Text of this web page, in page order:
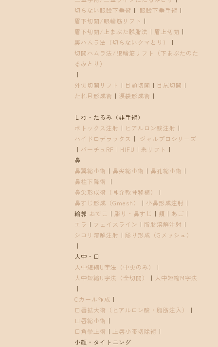
切らない眼瞼下垂術 ｜ 眼瞼下垂手術 ｜
眉下切開/眼輪筋リフト ｜
眉下切開/上まぶた脱脂法 ｜ 眉上切開 ｜
裏ハムラ法（切らないクマとり）
｜
切開ハムラ法/眼輪筋リフト（下まぶたのた
るみとり）
｜
外側切開リフト ｜ 目頭切開 ｜ 目尻切開 ｜
たれ目形成術 ｜ 涙袋形成術 ｜
しわ・たるみ（非手術）
ボトックス注射 ｜ ヒアルロン酸注射 ｜
ハイドロデラックス ｜
ジャルプロシリーズ
｜ バーチュRF ｜ HIFU ｜ 糸リフト ｜
鼻
鼻翼縮小術 ｜ 鼻尖縮小術 ｜ 鼻孔縮小術 ｜
鼻柱下降術
｜
鼻尖形成術（耳介軟骨移植）
｜
鼻すじ形成（Gmesh）
｜ 小鼻形成注射 ｜
輪郭 おでこ ｜ 彫り・鼻すじ ｜ 頬 ｜ あご ｜
エラ ｜ フェイスライン ｜ 脂肪溶解注射 ｜
シコリ溶解注射 ｜ 彫り形成（Gメッシュ）
｜
人中・口
人中短縮U字法（中央のみ）
｜
人中短縮U字法（全切開）
｜ 人中短縮M字法
｜
Cカール作成 ｜
口唇拡大術（ヒアルロン酸・脂肪注入）
｜
口唇縮小術 ｜
口角挙上術 ｜ 上唇小帯切除術 ｜
小顔・タイトニング